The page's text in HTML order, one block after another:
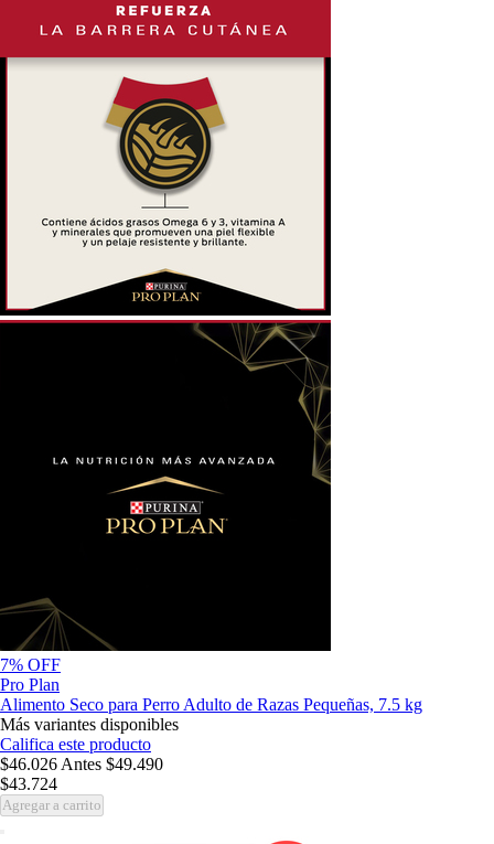
7% OFF
Pro Plan
Alimento Seco para Perro Adulto de Razas Pequeñas, 7.5 kg
Más variantes disponibles
Califica este producto
$46.026 Antes $49.490
$43.724
Agregar a carrito